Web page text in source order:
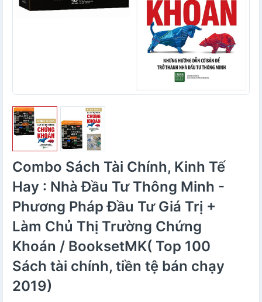
Combo Sách Tài Chính, Kinh Tế
Hay : Nhà Đầu Tư Thông Minh -
Phương Pháp Đầu Tư Giá Trị +
Làm Chủ Thị Trường Chứng
Khoán / BooksetMK( Top 100
Sách tài chính, tiền tệ bán chạy
2019)